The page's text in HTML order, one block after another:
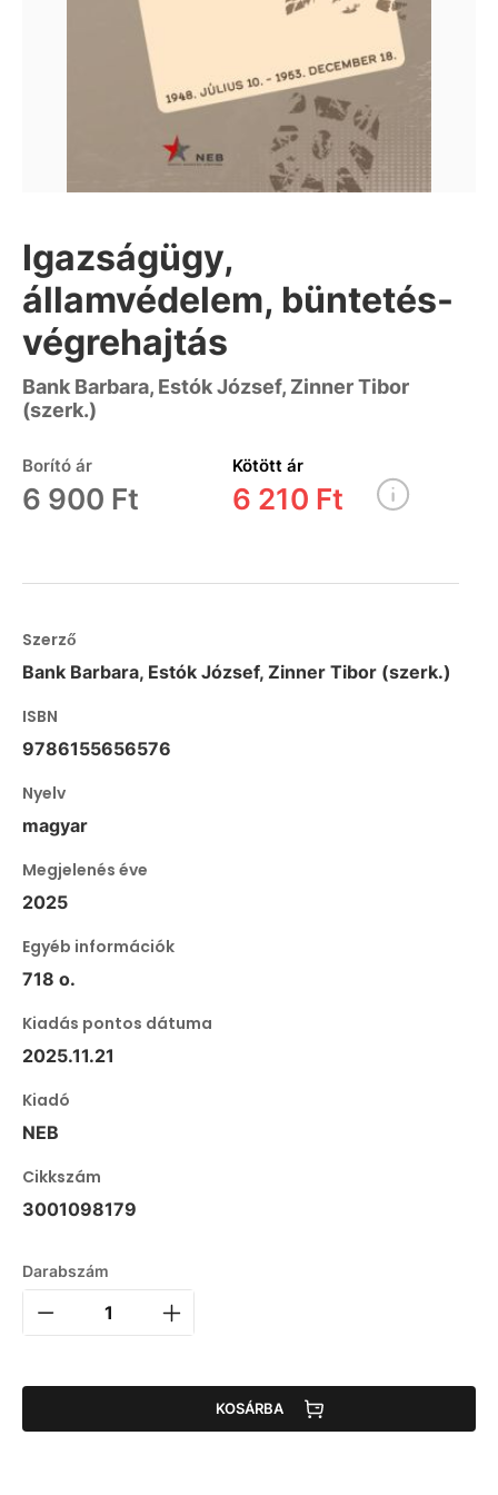
Igazságügy,
államvédelem, büntetés-
végrehajtás
Bank Barbara, Estók József, Zinner Tibor
(szerk.)
Borító ár
6 900 Ft
Kötött ár
6 210 Ft
Szerző
Bank Barbara, Estók József, Zinner Tibor (szerk.)
ISBN
9786155656576
Nyelv
magyar
Megjelenés éve
2025
Egyéb információk
718 o.
Kiadás pontos dátuma
2025.11.21
Kiadó
NEB
Cikkszám
3001098179
Darabszám
KOSÁRBA